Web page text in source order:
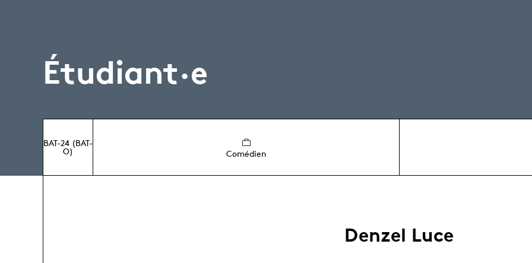
Étudiant·e
BAT-24 (BAT-
O)
Comédien
Denzel Luce